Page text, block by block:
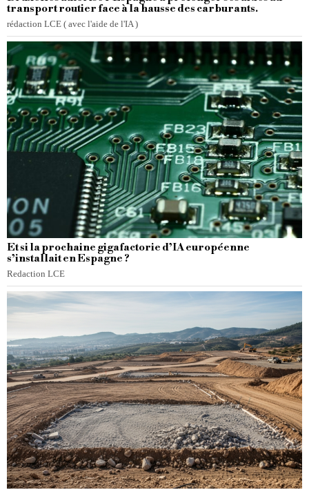
transport routier face à la hausse des carburants.
rédaction LCE ( avec l'aide de l'IA )
Et si la prochaine gigafactorie d’IA européenne
s’installait en Espagne ?
Redaction LCE